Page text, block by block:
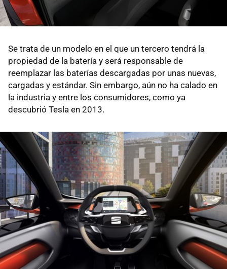
Se trata de un modelo en el que un tercero tendrá la
propiedad de la batería y será responsable de
reemplazar las baterías descargadas por unas nuevas,
cargadas y estándar. Sin embargo, aún no ha calado en
la industria y entre los consumidores, como ya
descubrió Tesla en 2013.